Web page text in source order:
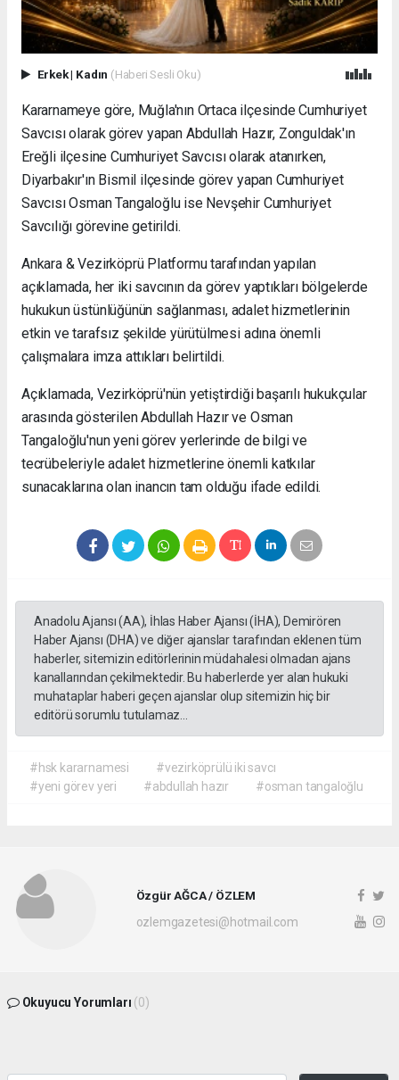
Erkek| Kadın (Haberi Sesli Oku)
Kararnameye göre, Muğla'nın Ortaca ilçesinde Cumhuriyet
Savcısı olarak görev yapan Abdullah Hazır, Zonguldak'ın
Ereğli ilçesine Cumhuriyet Savcısı olarak atanırken,
Diyarbakır'ın Bismil ilçesinde görev yapan Cumhuriyet
Savcısı Osman Tangaloğlu ise Nevşehir Cumhuriyet
Savcılığı görevine getirildi.
Ankara & Vezirköprü Platformu tarafından yapılan
açıklamada, her iki savcının da görev yaptıkları bölgelerde
hukukun üstünlüğünün sağlanması, adalet hizmetlerinin
etkin ve tarafsız şekilde yürütülmesi adına önemli
çalışmalara imza attıkları belirtildi.
Açıklamada, Vezirköprü'nün yetiştirdiği başarılı hukukçular
arasında gösterilen Abdullah Hazır ve Osman
Tangaloğlu'nun yeni görev yerlerinde de bilgi ve
tecrübeleriyle adalet hizmetlerine önemli katkılar
sunacaklarına olan inancın tam olduğu ifade edildi.
Anadolu Ajansı (AA), İhlas Haber Ajansı (İHA), Demirören
Haber Ajansı (DHA) ve diğer ajanslar tarafından eklenen tüm
haberler, sitemizin editörlerinin müdahalesi olmadan ajans
kanallarından çekilmektedir. Bu haberlerde yer alan hukuki
muhataplar haberi geçen ajanslar olup sitemizin hiç bir
editörü sorumlu tutulamaz...
#hsk kararnamesi
#vezirköprülü iki savcı
#yeni görev yeri
#abdullah hazır #osman tangaloğlu
Özgür AĞCA / ÖZLEM
ozlemgazetesi@hotmail.com
Okuyucu Yorumları (0)